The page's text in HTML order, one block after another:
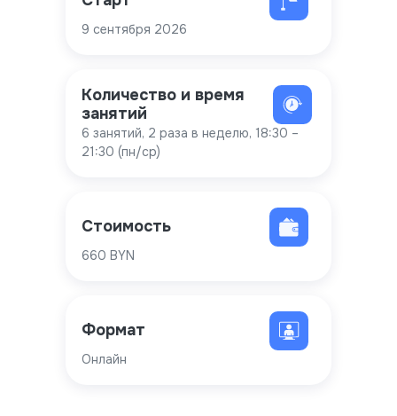
Количество и время
занятий
6 занятий, 2 раза в неделю, 18:30 –
21:30 (пн/ср)
Стоимость
660 BYN
Формат
Онлайн
9 сентября 2026